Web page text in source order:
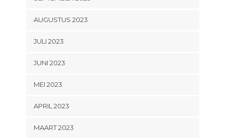
AUGUSTUS 2023
JULI 2023
JUNI 2023
MEI 2023
APRIL 2023
MAART 2023